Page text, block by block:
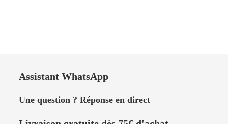
Assistant WhatsApp
Une question ? Réponse en direct